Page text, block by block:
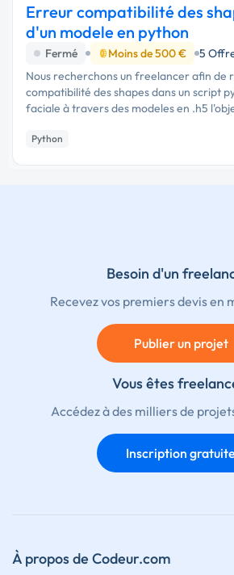
Erreur compatibilité des
d'un modele en python
Fermé Moins de 500 € 5
Nous recherchons un freelancer afin de
compatibilité des shapes dans un script
faciale à travers des modeles en .h5
Python
Besoin d'un
Recevez vos premiers devis en
Publier un projet
Vous êtes
Accédez à des milliers de
Inscription gratuite
À propos de Codeur.com